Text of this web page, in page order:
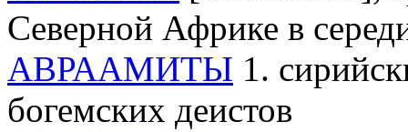
Северной Африке в
АВРААМИТЫ 1.
богемских деистов